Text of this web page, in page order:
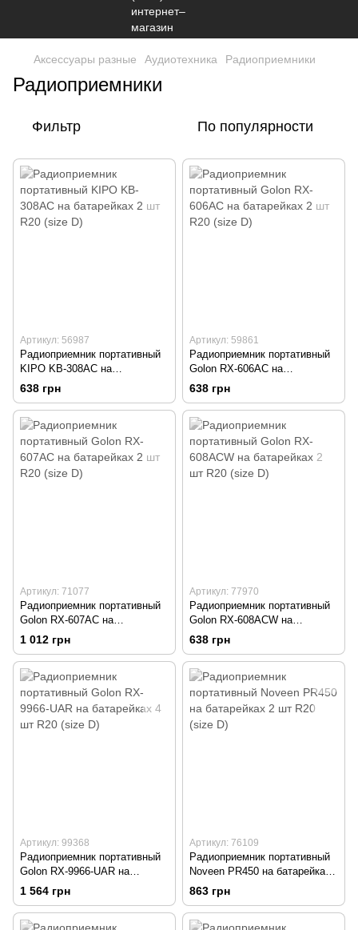
Аксессуары разные Аудиотехника Радиоприемники
Радиоприемники
Фильтр По популярности
Артикул: 56987
Радиоприемник портативный
KIPO KB-308AC на
батарейках 2 шт R20 (size D)
638 грн
Артикул: 59861
Радиоприемник портативный
Golon RX-606AC на
батарейках 2 шт R20 (size D)
638 грн
Артикул: 71077
Радиоприемник портативный
Golon RX-607AC на
батарейках 2 шт R20 (size D)
1 012 грн
Артикул: 77970
Радиоприемник портативный
Golon RX-608ACW на
батарейках 2 шт R20 (size D)
638 грн
Артикул: 99368
Радиоприемник портативный
Golon RX-9966-UAR на
батарейках 4 шт R20 (size D)
1 564 грн
Артикул: 76109
Радиоприемник портативный
Noveen PR450 на батарейках
2 шт R20 (size D)
863 грн